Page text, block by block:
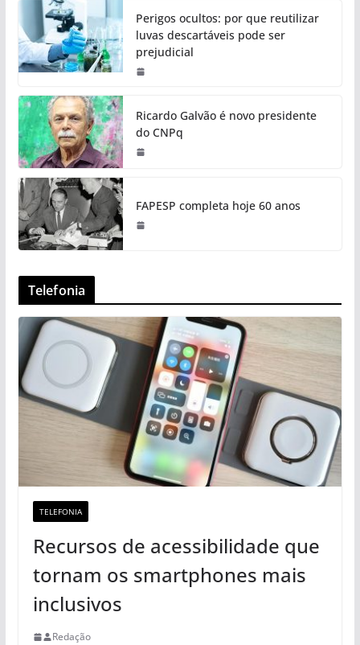
Perigos ocultos: por que reutilizar
luvas descartáveis pode ser
prejudicial
Ricardo Galvão é novo presidente
do CNPq
FAPESP completa hoje 60 anos
Telefonia
TELEFONIA
Recursos de acessibilidade que
tornam os smartphones mais
inclusivos
Redação